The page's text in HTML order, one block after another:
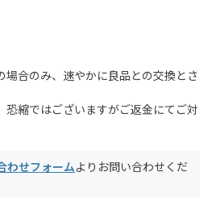
場合のみ、速やかに良品との交換とさ
恐縮ではございますがご返金にてご対
わせフォームよりお問い合わせくだ